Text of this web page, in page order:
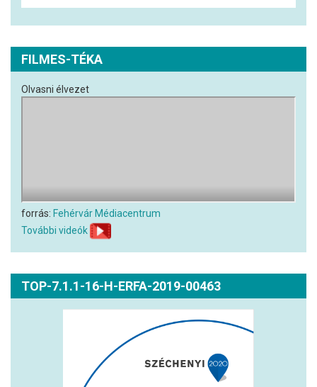
FILMES-TÉKA
Olvasni élvezet
forrás: Fehérvár Médiacentrum
További videók
TOP-7.1.1-16-H-ERFA-2019-00463